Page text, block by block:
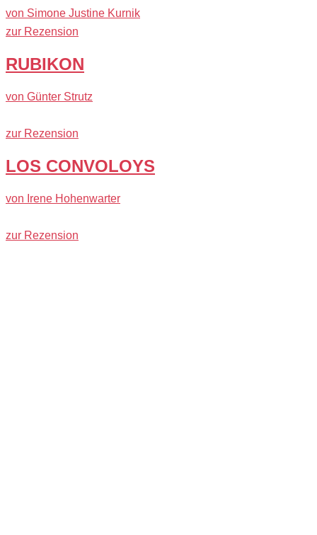
von Simone Justine Kurnik
zur Rezension
RUBIKON
von Günter Strutz
zur Rezension
LOS CONVOLOYS
von Irene Hohenwarter
zur Rezension